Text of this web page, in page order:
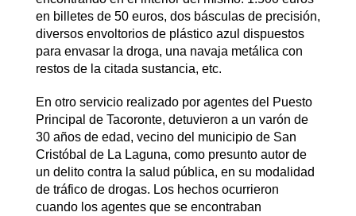
en billetes de 50 euros, dos básculas de precisión,
diversos envoltorios de plástico azul dispuestos
para envasar la droga, una navaja metálica con
restos de la citada sustancia, etc.
En otro servicio realizado por agentes del Puesto
Principal de Tacoronte, detuvieron a un varón de
30 años de edad, vecino del municipio de San
Cristóbal de La Laguna, como presunto autor de
un delito contra la salud pública, en su modalidad
de tráfico de drogas. Los hechos ocurrieron
cuando los agentes que se encontraban